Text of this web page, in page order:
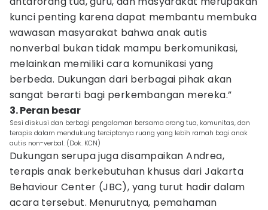
kunci penting karena dapat membantu membuka
wawasan masyarakat bahwa anak autis
nonverbal bukan tidak mampu berkomunikasi,
melainkan memiliki cara komunikasi yang
berbeda. Dukungan dari berbagai pihak akan
sangat berarti bagi perkembangan mereka.”
3. Peran besar
Sesi diskusi dan berbagi pengalaman bersama orang tua, komunitas, dan
terapis dalam mendukung terciptanya ruang yang lebih ramah bagi anak
autis non-verbal. (Dok. KCN)
Dukungan serupa juga disampaikan Andrea,
terapis anak berkebutuhan khusus dari Jakarta
Behaviour Center (JBC), yang turut hadir dalam
acara tersebut. Menurutnya, pemahaman